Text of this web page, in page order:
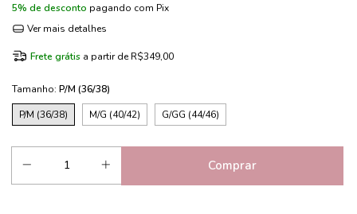
5% de desconto pagando com Pix
Ver mais detalhes
Frete grátis a partir deR$349,00
Tamanho: P/M (36/38)
P/M (36/38)
M/G (40/42) G/GG (44/46)